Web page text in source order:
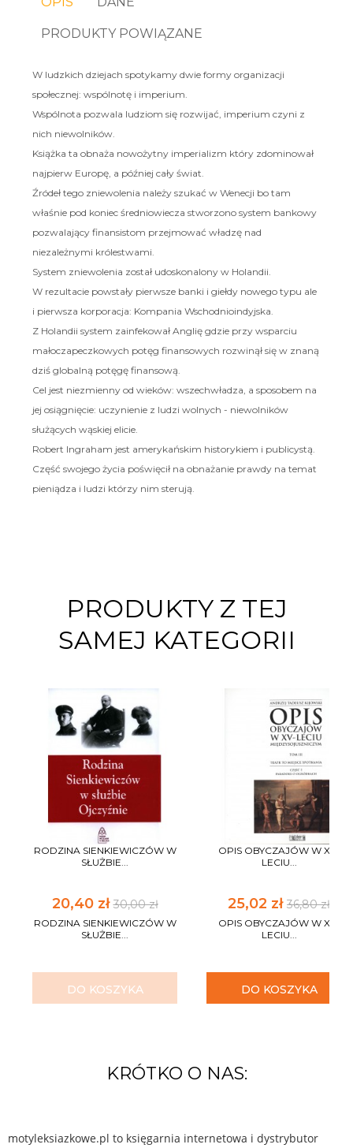
PRODUKTY POWIĄZANE
W ludzkich dziejach spotykamy dwie formy organizacji
społecznej: wspólnotę i imperium.
Wspólnota pozwala ludziom się rozwijać, imperium czyni z
nich niewolników.
Książka ta obnaża nowożytny imperializm który zdominował
najpierw Europę, a później cały świat.
Źródeł tego zniewolenia należy szukać w Wenecji bo tam
właśnie pod koniec średniowiecza stworzono system bankowy
pozwalający finansistom przejmować władzę nad
niezależnymi królestwami.
System zniewolenia został udoskonalony w Holandii.
W rezultacie powstały pierwsze banki i giełdy nowego typu ale
i pierwsza korporacja: Kompania Wschodnioindyjska.
Z Holandii system zainfekował Anglię gdzie przy wsparciu
małoczapeczkowych potęg finansowych rozwinął się w znaną
dziś globalną potęgę finansową.
Cel jest niezmienny od wieków: wszechwładza, a sposobem na
jej osiągnięcie: uczynienie z ludzi wolnych - niewolników
służących wąskiej elicie.
Robert Ingraham jest amerykańskim historykiem i publicystą.
Część swojego życia poświęcił na obnażanie prawdy na temat
pieniądza i ludzi którzy nim sterują.
PRODUKTY Z TEJ
SAMEJ KATEGORII
RODZINA SIENKIEWICZÓW W
SŁUŻBIE...
20,40 zł30,00 zł
RODZINA SIENKIEWICZÓW W
SŁUŻBIE...
DO KOSZYKA
OPIS OBYCZAJÓW W XV-
LECIU...
25,02 zł 36,80 zł
OPIS OBYCZAJÓW W XV-
LECIU...
DO KOSZYKA
KRÓTKO O NAS:
motyleksiazkowe.pl to księgarnia internetowa i dystrybutor